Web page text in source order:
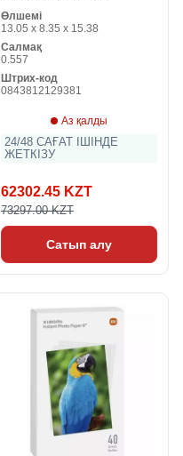
Өлшемі
13.05 x 8.35 x 15.38
Салмақ
0.557
Штрих-код
0843812129381
Аз қалды
24/48 САҒАТ ІШІНДЕ
ЖЕТКІЗУ
62302.45 KZT
73297.00 KZT
Сатып алу